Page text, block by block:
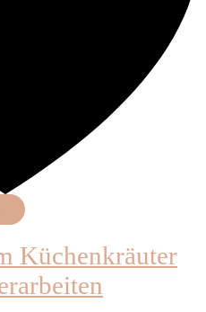
Küchenkräuter